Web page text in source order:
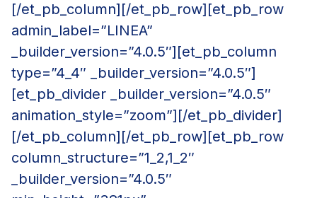
[/et_pb_column][/et_pb_row][et_pb_row
admin_label=”LINEA”
_builder_version=”4.0.5″][et_pb_column
type=”4_4″ _builder_version=”4.0.5″]
[et_pb_divider _builder_version=”4.0.5″
animation_style=”zoom”][/et_pb_divider]
[/et_pb_column][/et_pb_row][et_pb_row
column_structure=”1_2,1_2″
_builder_version=”4.0.5″